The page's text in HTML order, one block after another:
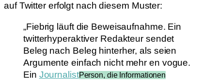
auf Twitter erfolgt nach diesem Muster:
„Fiebrig läuft die Beweisaufnahme. Ein
twitterhyperaktiver Redakteur sendet
Beleg nach Beleg hinterher, als seien
Argumente einfach nicht mehr en vogue.
Ein JournalistPerson, die Informationen